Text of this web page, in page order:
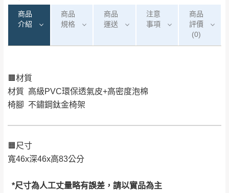
商品
介紹
商品
規格
商品
運送
注意
事項
商品
評價
(0)
🟧材質
材質 高級PVC環保透氣皮+高密度泡棉
椅腳 不鏽鋼鈦金椅架
🟧尺寸
寬46x深46x高83公分
*尺寸為人工丈量略有誤差，請以實品為主
運 費 說 明
偏遠地區
桃園
注意事項：
由於品項繁多，網頁無法及時更新，如有需
要購買商品，請於出發前來電或到「官方
Line客服」來信確認商品是否有「現貨」與
若商品價格或庫存有異常，商家有權取消訂
見諒！
0/5 (0)筆
依評論低至高排列